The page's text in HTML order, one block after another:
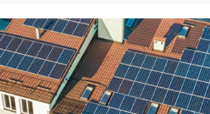
n
e
r
i
i
n
e
i
o
d
o